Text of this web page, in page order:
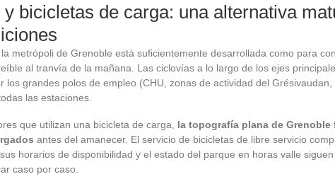
bicicletas de carga: una alternativa
metrópoli de Grenoble está suficientemente desarrollada como para
al tranvía de la mañana. Las ciclovías a lo largo de los ejes
los grandes polos de empleo (CHU, zonas de actividad del Grésivaudan,
las estaciones.
que utilizan una bicicleta de carga, la topografía plana de Grenoble
antes del amanecer. El servicio de bicicletas de libre servicio
horarios de disponibilidad y el estado del parque en horas valle
caso por caso.